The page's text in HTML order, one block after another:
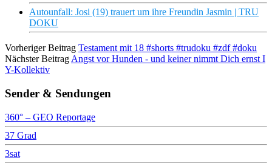
Autounfall: Josi (19) trauert um ihre Freundin Jasmin | TRU
DOKU
Vorheriger Beitrag Testament mit 18 #shorts #trudoku #zdf #doku
Nächster Beitrag Angst vor Hunden - und keiner nimmt Dich ernst I
Y-Kollektiv
Sender & Sendungen
360° – GEO Reportage
37 Grad
3sat